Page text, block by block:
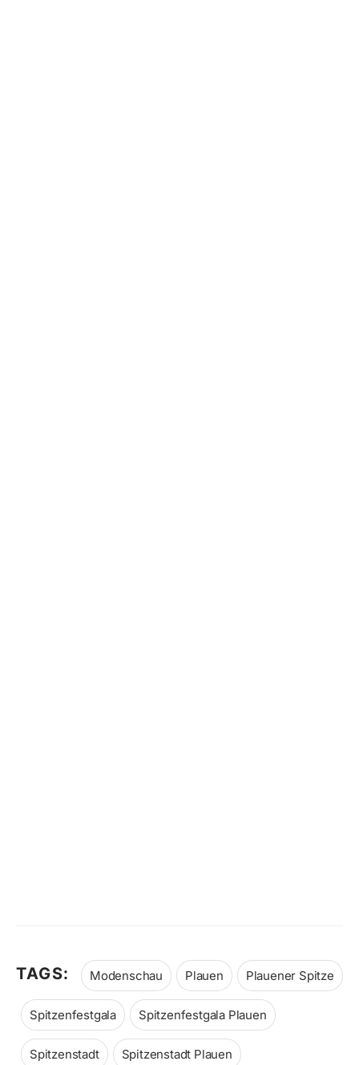
TAGS: Modenschau Plauen Plauener Spitze
Spitzenfestgala Spitzenfestgala Plauen
Spitzenstadt Spitzenstadt Plauen